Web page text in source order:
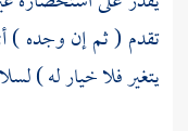
تقدم ( ثم إن وجده )
يتغير فلا خيار له )